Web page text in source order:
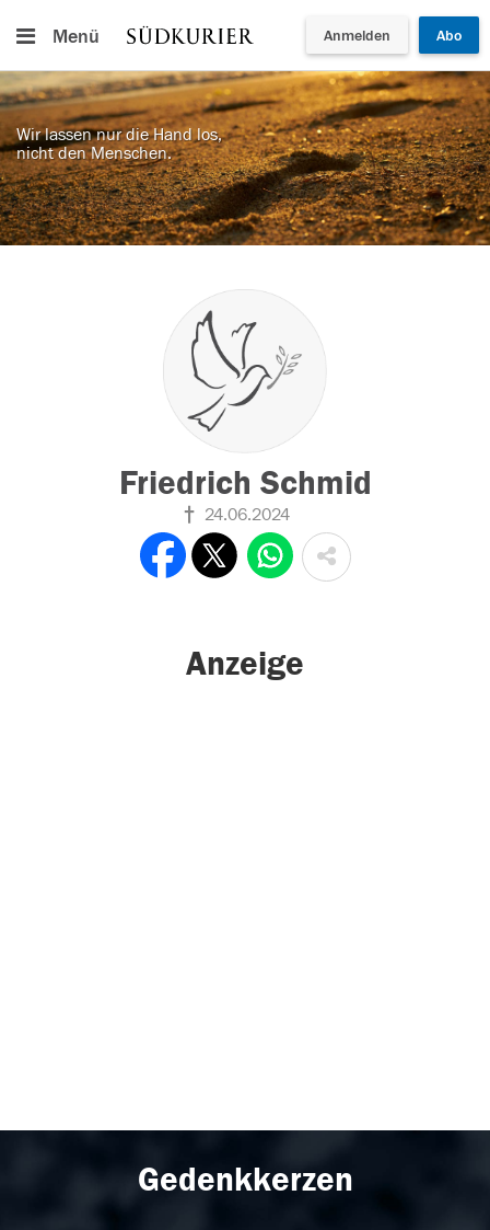
Menü Anmelden Abo
Wir lassen nur die Hand los,
nicht den Menschen.
Friedrich Schmid
24.06.2024
Anzeige
Gedenkkerzen